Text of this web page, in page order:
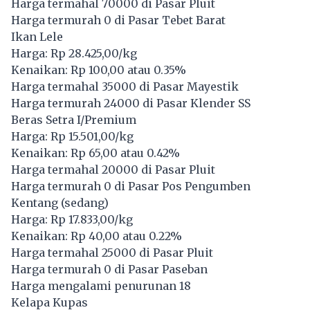
Harga termahal 70000 di Pasar Pluit
Harga termurah 0 di Pasar Tebet Barat
Ikan Lele
Harga: Rp 28.425,00/kg
Kenaikan: Rp 100,00 atau 0.35%
Harga termahal 35000 di Pasar Mayestik
Harga termurah 24000 di Pasar Klender SS
Beras Setra I/Premium
Harga: Rp 15.501,00/kg
Kenaikan: Rp 65,00 atau 0.42%
Harga termahal 20000 di Pasar Pluit
Harga termurah 0 di Pasar Pos Pengumben
Kentang (sedang)
Harga: Rp 17.833,00/kg
Kenaikan: Rp 40,00 atau 0.22%
Harga termahal 25000 di Pasar Pluit
Harga termurah 0 di Pasar Paseban
Harga mengalami penurunan 18
Kelapa Kupas